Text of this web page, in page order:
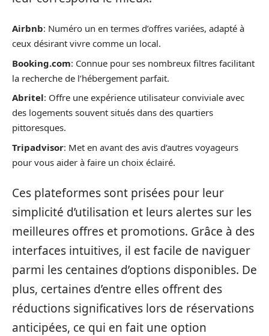
Airbnb: Numéro un en termes d’offres variées, adapté à
ceux désirant vivre comme un local.
Booking.com: Connue pour ses nombreux filtres facilitant
la recherche de l’hébergement parfait.
Abritel: Offre une expérience utilisateur conviviale avec
des logements souvent situés dans des quartiers
pittoresques.
Tripadvisor: Met en avant des avis d’autres voyageurs
pour vous aider à faire un choix éclairé.
Ces plateformes sont prisées pour leur
simplicité d’utilisation et leurs alertes sur les
meilleures offres et promotions. Grâce à des
interfaces intuitives, il est facile de naviguer
parmi les centaines d’options disponibles. De
plus, certaines d’entre elles offrent des
réductions significatives lors de réservations
anticipées, ce qui en fait une option